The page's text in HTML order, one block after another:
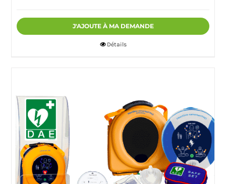
J'AJOUTE À MA DEMANDE
Détails